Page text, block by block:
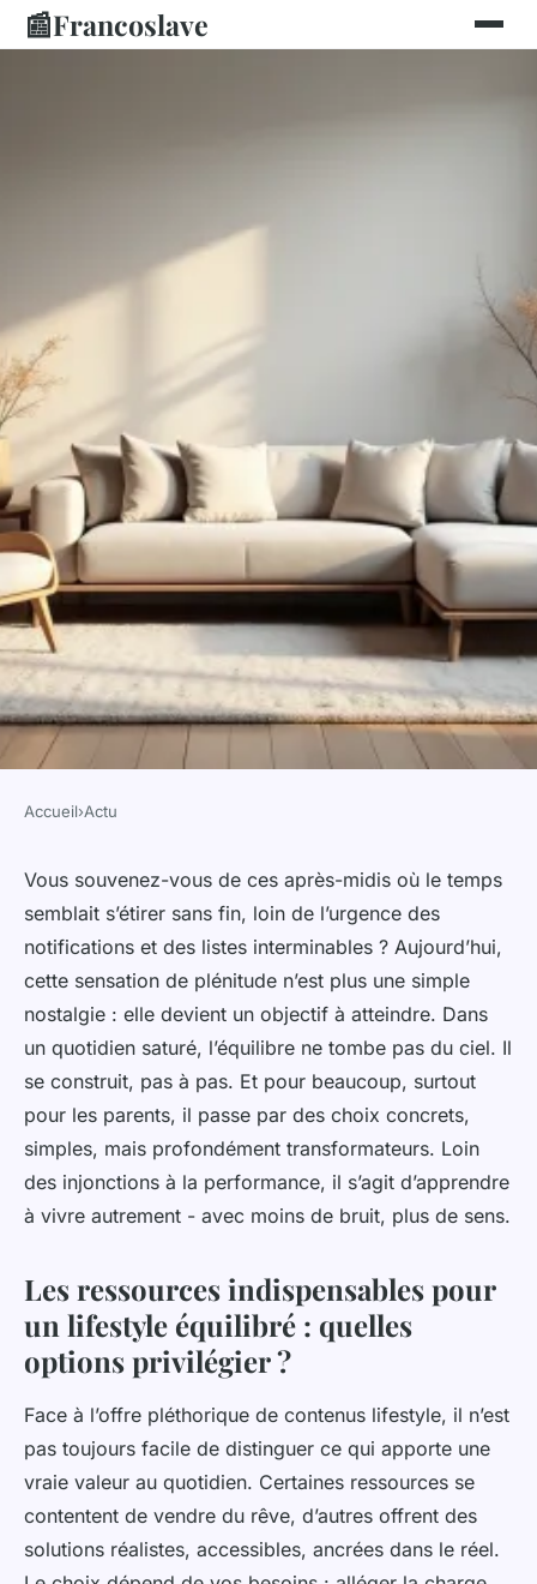
📰Francoslave
Accéder aux ressources
indispensables pour un
lifestyle épanoui
Gordon•18/05/2026 16:55•9 min de lecture
Accueil›Actu
Vous souvenez-vous de ces après-midis où le temps
semblait s’étirer sans fin, loin de l’urgence des
notifications et des listes interminables ? Aujourd’hui,
cette sensation de plénitude n’est plus une simple
nostalgie : elle devient un objectif à atteindre. Dans
un quotidien saturé, l’équilibre ne tombe pas du ciel. Il
se construit, pas à pas. Et pour beaucoup, surtout
pour les parents, il passe par des choix concrets,
simples, mais profondément transformateurs. Loin
des injonctions à la performance, il s’agit d’apprendre
à vivre autrement - avec moins de bruit, plus de sens.
Les ressources indispensables pour
un lifestyle équilibré : quelles
options privilégier ?
Face à l’offre pléthorique de contenus lifestyle, il n’est
pas toujours facile de distinguer ce qui apporte une
vraie valeur au quotidien. Certaines ressources se
contentent de vendre du rêve, d’autres offrent des
solutions réalistes, accessibles, ancrées dans le réel.